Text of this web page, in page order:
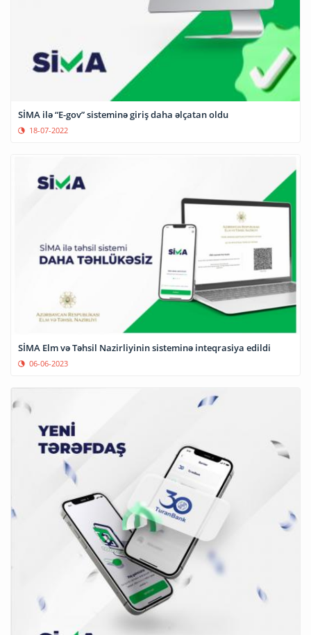
SİMA ilə “E-gov” sisteminə giriş daha əlçatan oldu
18-07-2022
SİMA Elm və Təhsil Nazirliyinin sisteminə inteqrasiya edildi
06-06-2023